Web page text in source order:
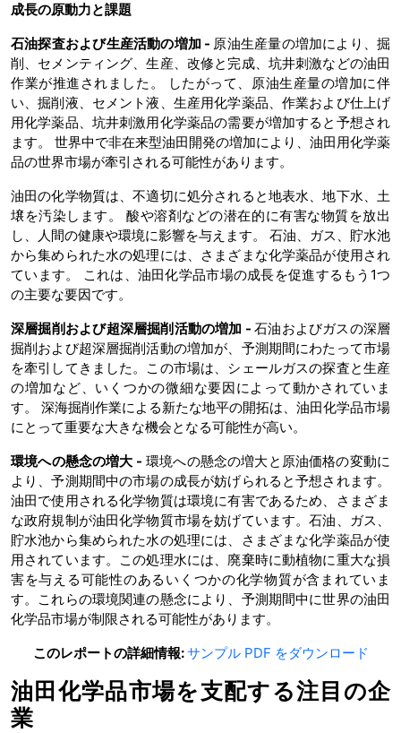
成長の原動力と課題
石油探査および生産活動の増加 - 原油生産量の増加により、掘
削、セメンティング、生産、改修と完成、坑井刺激などの油田
作業が推進されました。 したがって、原油生産量の増加に伴
い、掘削液、セメント液、生産用化学薬品、作業および仕上げ
用化学薬品、坑井刺激用化学薬品の需要が増加すると予想され
ます。 世界中で非在来型油田開発の増加により、油田用化学薬
品の世界市場が牽引される可能性があります。
油田の化学物質は、不適切に処分されると地表水、地下水、土
壌を汚染します。 酸や溶剤などの潜在的に有害な物質を放出
し、人間の健康や環境に影響を与えます。 石油、ガス、貯水池
から集められた水の処理には、さまざまな化学薬品が使用され
ています。 これは、油田化学品市場の成長を促進するもう1つ
の主要な要因です。
深層掘削および超深層掘削活動の増加 -石油およびガスの深層
掘削および超深層掘削活動の増加が、予測期間にわたって市場
を牽引してきました。この市場は、シェールガスの探査と生産
の増加など、いくつかの微細な要因によって動かされていま
す。 深海掘削作業による新たな地平の開拓は、油田化学品市場
にとって重要な大きな機会となる可能性が高い。
環境への懸念の増大 - 環境への懸念の増大と原油価格の変動に
より、予測期間中の市場の成長が妨げられると予想されます。
油田で使用される化学物質は環境に有害であるため、さまざま
な政府規制が油田化学物質市場を妨げています。石油、ガス、
貯水池から集められた水の処理には、さまざまな化学薬品が使
用されています。この処理水には、廃棄時に動植物に重大な損
害を与える可能性のあるいくつかの化学物質が含まれていま
す。これらの環境関連の懸念により、予測期間中に世界の油田
化学品市場が制限される可能性があります。
このレポートの詳細情報:サンプル PDF をダウンロード
油田化学品市場を支配する注目の企
業